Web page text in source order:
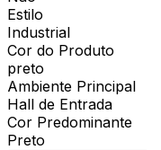
Estilo
Industrial
Cor do Produto
preto
Ambiente Principal
Hall de Entrada
Cor Predominante
Preto